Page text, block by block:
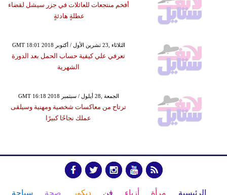
أفخم منتجعات للعائلات في جزر سيشل لقضاء
عطلةٍ هادئةٍ
GMT 18:01 2018 الثلاثاء ,23 تشرين الأول / أكتوبر
تعرفي علي كيفية حساب الحمل بعد الدورة
الشهرية
GMT 16:18 2018 الجمعة ,28 أيلول / سبتمبر
ترتاح من معاكسات شخصية ومهنية وسيلقى
عملك نجاحًا كبيرًا
الرئيسية مرأة أزياء فن ديكور صحة سياحة